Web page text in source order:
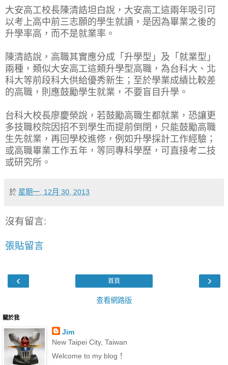
大安高工校長陳清誥坦白說，大安高工這兩年吸引可
以考上高中前三志願的學生就讀，是因為畢業之後的
升學率高，而不是就業率。
陳清誥說，高職其實應分成「升學型」及「就業型」
兩種，類似大安高工這類升學型高職，為台科大、北
科大等前段科大供給優秀新生；至於學業成績比較差
的高職，則應鼓勵學生就業，不要盲目升學。
台科大校長廖慶榮說，若鼓勵高職生都就業，恐讓更
多技職校院因招不到學生而提前倒閉，只能鼓勵高職
生先就業，再回學校進修，例如升學採計工作經驗；
或高職畢業工作五年，等同專科學歷，可直接考二技
或研究所。
於 星期一, 12月 30, 2013
沒有留言:
張貼留言
‹ ›
首頁
查看網路版
關於我
Jim
New Taipei City, Taiwan
Welcome to my blog！